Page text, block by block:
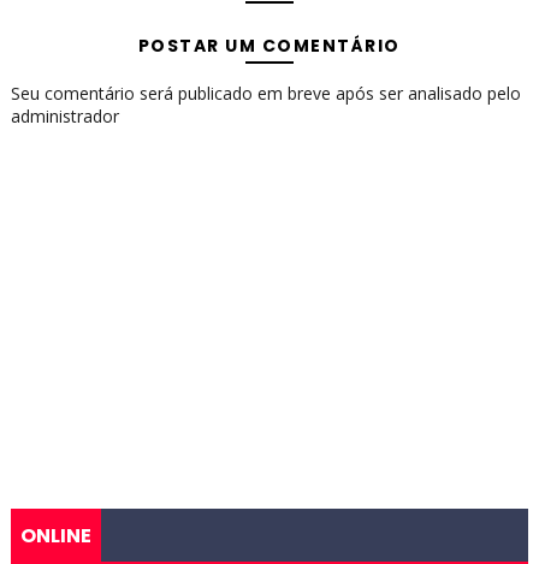
POSTAR UM COMENTÁRIO
Seu comentário será publicado em breve após ser analisado pelo
administrador
ONLINE